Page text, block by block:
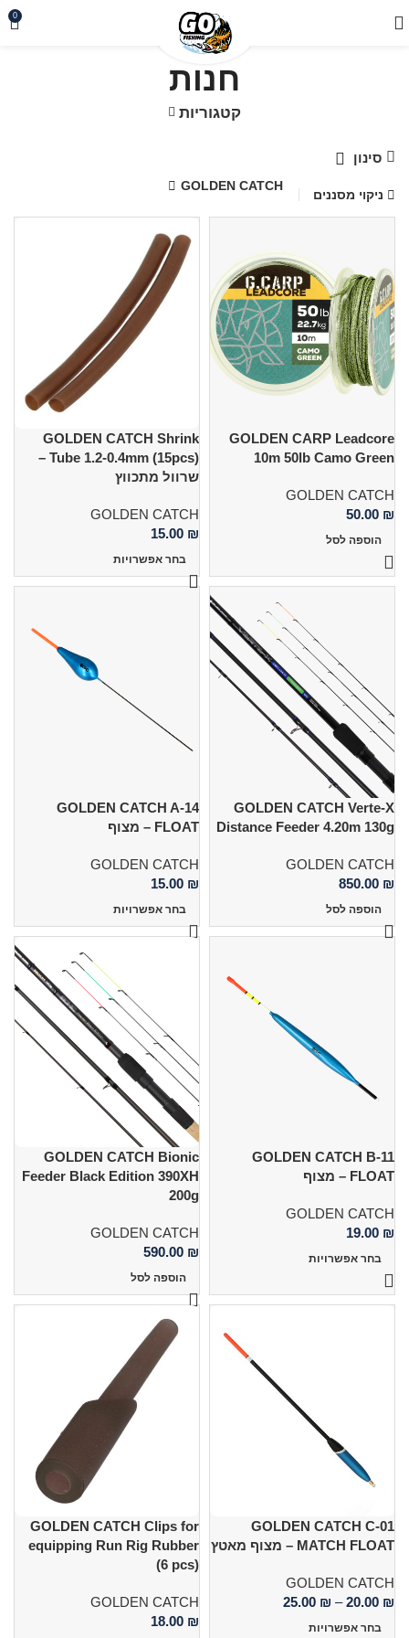
0
חנות
קטגוריות
סינון
ניקוי מסננים
GOLDEN CATCH
GOLDEN CARP Leadcore
10m 50lb Camo Green
GOLDEN CATCH
50.00 ₪
הוספה לסל
GOLDEN CATCH Shrink
Tube 1.2-0.4mm (15pcs) –
שרוול מתכווץ
GOLDEN CATCH
15.00 ₪
בחר אפשרויות
GOLDEN CATCH Verte-X
Distance Feeder 4.20m 130g
GOLDEN CATCH
850.00 ₪
הוספה לסל
GOLDEN CATCH A-14
FLOAT – מצוף
GOLDEN CATCH
15.00 ₪
בחר אפשרויות
GOLDEN CATCH B-11
FLOAT – מצוף
GOLDEN CATCH
19.00 ₪
בחר אפשרויות
GOLDEN CATCH Bionic
Feeder Black Edition 390XH
200g
GOLDEN CATCH
590.00 ₪
הוספה לסל
GOLDEN CATCH C-01
MATCH FLOAT – מצוף מאטץ
GOLDEN CATCH
20.00 ₪
–
25.00 ₪
בחר אפשרויות
GOLDEN CATCH Clips for
equipping Run Rig Rubber
(6 pcs)
GOLDEN CATCH
18.00 ₪